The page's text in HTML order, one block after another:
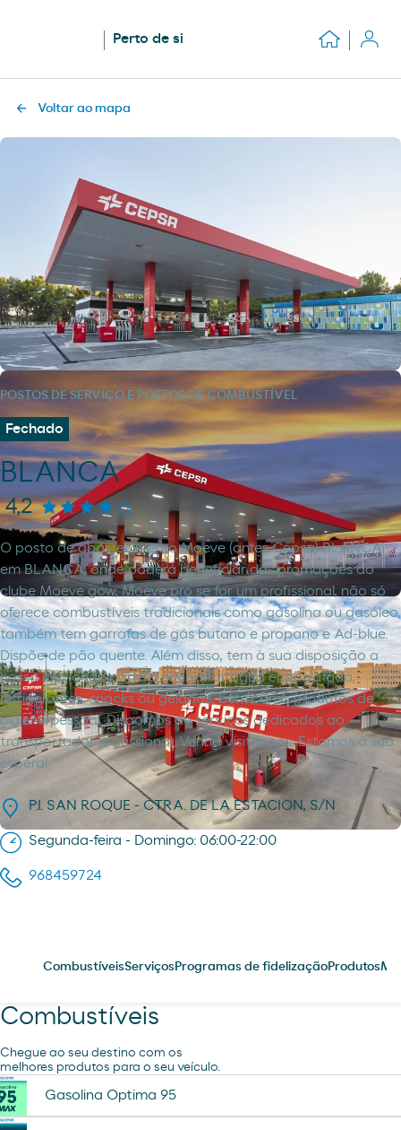
Perto de si
Voltar ao mapa
POSTOS DE SERVIÇO E POSTOS DE COMBUSTÍVEL
Fechado
BLANCA
4,2
O posto de abastecimento Moeve (antes Cepsa) BLANCA
em BLANCA, onde poderá beneficiar das promoções do
clube Moeve gow, Moeve pro se for um profissional, não só
oferece combustíveis tradicionais como gasolina ou gasóleo,
também tem garrafas de gás butano e propano e Ad-blue.
Dispõe de pão quente. Além disso, tem à sua disposição a
nossa loja, onde poderá encontrar água engarrafada,
refrigerantes, snacks ou gelados, bem como produtos de
higiene pessoal. Dispomos de serviços dedicados ao
transportador profissional. Venha visitar-nos. Estamos à sua
espera!
P.I. SAN ROQUE - CTRA. DE LA ESTACION, S/N
Segunda-feira - Domingo: 06:00-22:00
968459724
CombustíveisServiços Programas de fidelizaçãoProdutos
Combustíveis
Chegue ao seu destino com os
melhores produtos para o seu veículo.
Gasolina Optima 95